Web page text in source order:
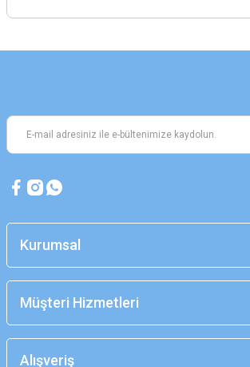
Kurumsal
Müşteri Hizmetleri
Alışveriş